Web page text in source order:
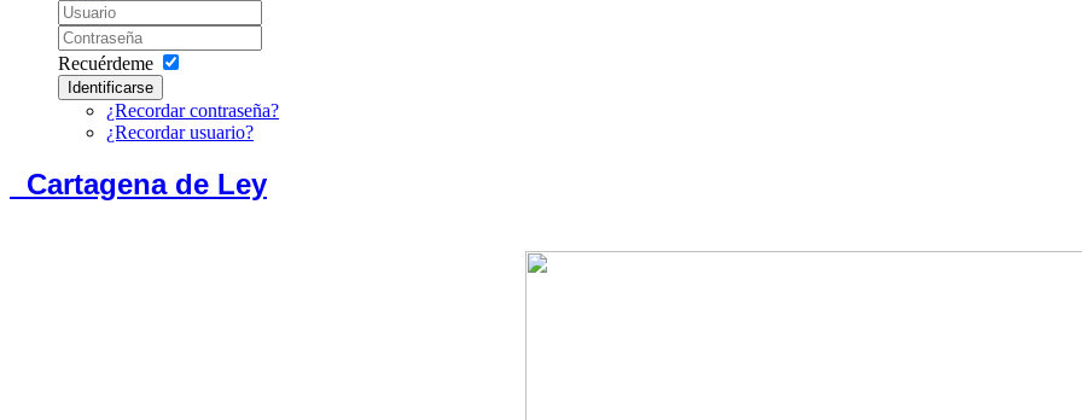
Recuérdeme
Identificarse
¿Recordar contraseña?
¿Recordar usuario?
Cartagena de Ley